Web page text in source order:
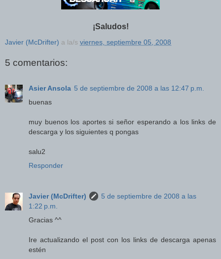
¡Saludos!
Javier (McDrifter) a la/s viernes, septiembre 05, 2008
5 comentarios:
Asier Ansola 5 de septiembre de 2008 a las 12:47 p.m.
buenas
muy buenos los aportes si señor esperando a los links de
descarga y los siguientes q pongas
salu2
Responder
Javier (McDrifter)
5 de septiembre de 2008 a las
1:22 p.m.
Gracias ^^
Ire actualizando el post con los links de descarga apenas
estén